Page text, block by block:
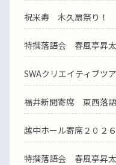
祝米寿 木久扇祭り！
特撰落語会 春風亭昇
SWAクリエイティブツ
福井新聞寄席 東西落
越中ホール寄席２０２
特撰落語会 春風亭昇